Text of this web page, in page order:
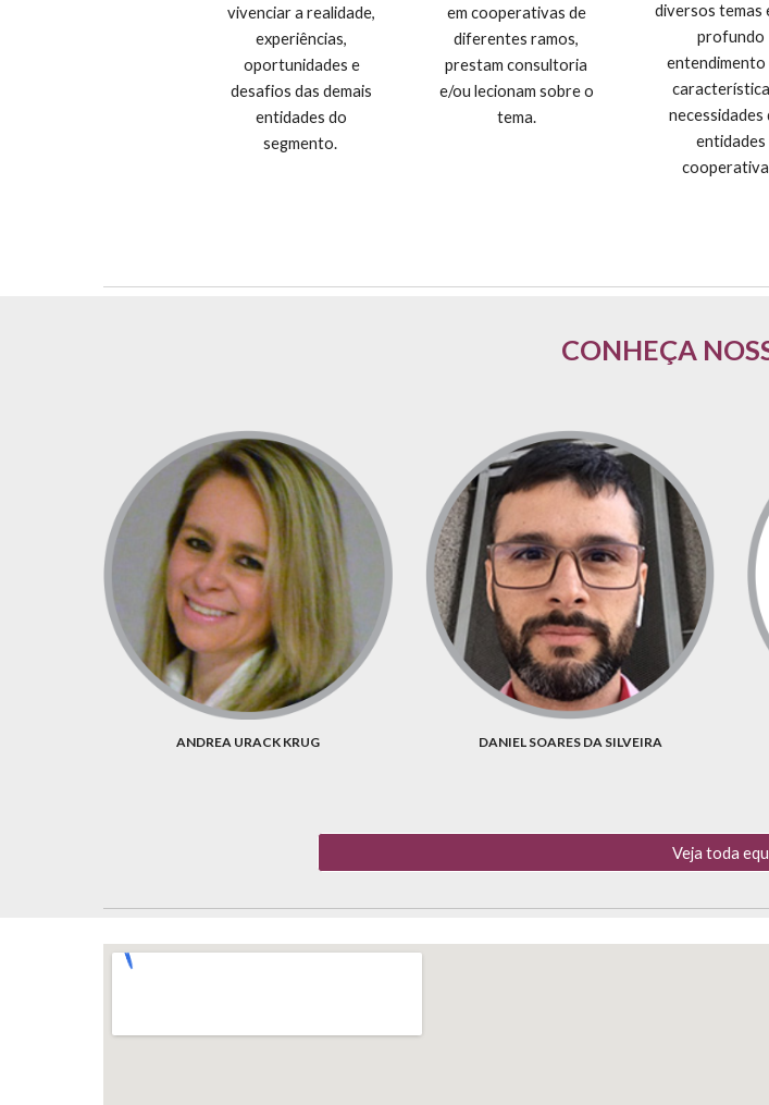
vivenciar a realidade,
experiências,
oportunidades e
desafios das demais
entidades do
segmento.
em cooperativas de
diferentes ramos,
prestam consultoria
e/ou lecionam sobre o
tema.
diversos temas
profundo
entendimento
necessidades
entidades
CONHEÇA
ANDREA URACK KRUG DANIEL SOARES DA SILVEIRA
Veja toda